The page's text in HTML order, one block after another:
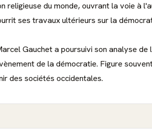
du monde, ouvrant la voie à
ses travaux ultérieurs sur la
Gauchet a poursuivi son analyse
de la démocratie. Figure
des sociétés occidentales.